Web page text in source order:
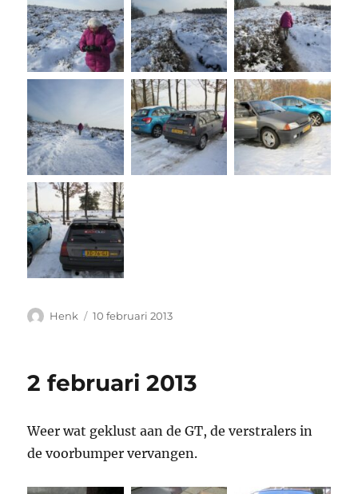
Auteur
Henk
Geplaatst
10 februari 2013
2 februari 2013
Weer wat geklust aan de GT, de verstralers in
de voorbumper vervangen.